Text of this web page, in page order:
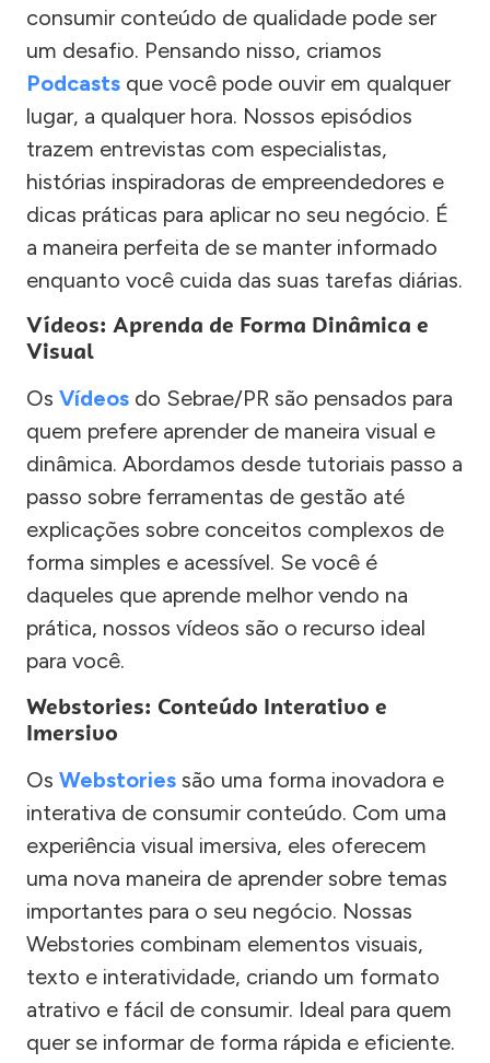
consumir conteúdo de qualidade pode ser
um desafio. Pensando nisso, criamos
Podcasts que você pode ouvir em qualquer
lugar, a qualquer hora. Nossos episódios
trazem entrevistas com especialistas,
histórias inspiradoras de empreendedores e
dicas práticas para aplicar no seu negócio. É
a maneira perfeita de se manter informado
enquanto você cuida das suas tarefas diárias.
Vídeos: Aprenda de Forma Dinâmica e
Visual
Os Vídeos do Sebrae/PR são pensados para
quem prefere aprender de maneira visual e
dinâmica. Abordamos desde tutoriais passo a
passo sobre ferramentas de gestão até
explicações sobre conceitos complexos de
forma simples e acessível. Se você é
daqueles que aprende melhor vendo na
prática, nossos vídeos são o recurso ideal
para você.
Webstories: Conteúdo Interativo e
Imersivo
Os Webstories são uma forma inovadora e
interativa de consumir conteúdo. Com uma
experiência visual imersiva, eles oferecem
uma nova maneira de aprender sobre temas
importantes para o seu negócio. Nossas
Webstories combinam elementos visuais,
texto e interatividade, criando um formato
atrativo e fácil de consumir. Ideal para quem
quer se informar de forma rápida e eficiente.